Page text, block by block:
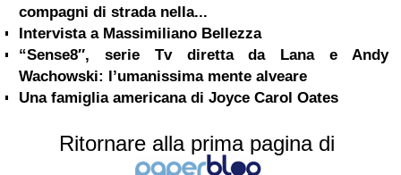
compagni di strada nella...
Intervista a Massimiliano Bellezza
“Sense8″, serie Tv diretta da Lana e Andy
Wachowski: l’umanissima mente alveare
Una famiglia americana di Joyce Carol Oates
Ritornare alla prima pagina di